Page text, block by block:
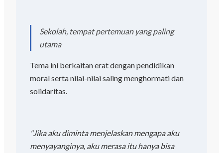
Sekolah, tempat pertemuan yang paling
utama
Tema ini berkaitan erat dengan pendidikan
moral serta nilai-nilai saling menghormati dan
solidaritas.
"Jika aku diminta menjelaskan mengapa aku
menyayanginya, aku merasa itu hanya bisa